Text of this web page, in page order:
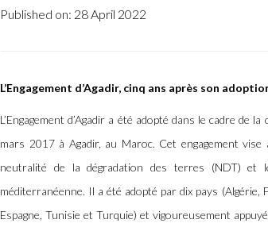
Published on: 28 April 2022
L’Engagement d’Agadir, cinq ans après son
L’Engagement d’Agadir a été adopté dans le cadre de
mars 2017 à Agadir, au Maroc. Cet engagement
neutralité de la dégradation des terres (NDT) et
méditerranéenne. Il a été adopté par dix pays (Algérie,
Espagne, Tunisie et Turquie) et vigoureusement